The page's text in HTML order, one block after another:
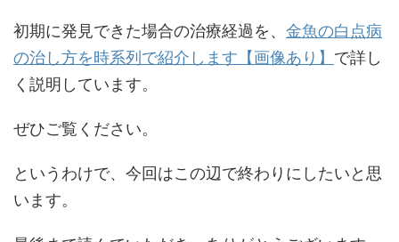
初期に発見できた場合の治療経過を、 金魚の白点病
の治し方を時系列で紹介します【画像あり】 で詳し
く説明しています。
ぜひご覧ください。
というわけで、今回はこの辺で終わりにしたいと思
います。